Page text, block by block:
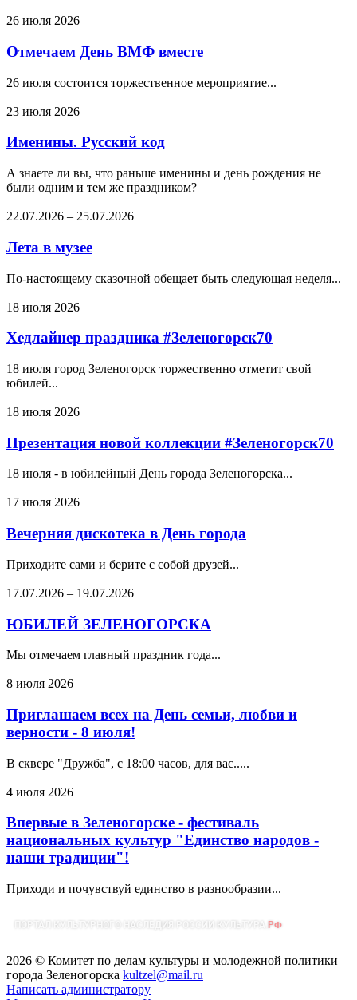
26 июля 2026
Отмечаем День ВМФ вместе
26 июля состоится торжественное мероприятие...
23 июля 2026
Именины. Русский код
А знаете ли вы, что раньше именины и день рождения не
были одним и тем же праздником?
22.07.2026 – 25.07.2026
Лета в музее
По-настоящему сказочной обещает быть следующая неделя...
18 июля 2026
Хедлайнер праздника #Зеленогорск70
18 июля город Зеленогорск торжественно отметит свой
юбилей...
18 июля 2026
Презентация новой коллекции #Зеленогорск70
18 июля - в юбилейный День города Зеленогорска...
17 июля 2026
Вечерняя дискотека в День города
Приходите сами и берите с собой друзей...
17.07.2026 – 19.07.2026
ЮБИЛЕЙ ЗЕЛЕНОГОРСКА
Мы отмечаем главный праздник года...
8 июля 2026
Приглашаем всех на День семьи, любви и
верности - 8 июля!
В сквере "Дружба", с 18:00 часов, для вас.....
4 июля 2026
Впервые в Зеленогорске - фестиваль
национальных культур "Единство народов -
наши традиции"!
Приходи и почувствуй единство в разнообразии...
2026 © Комитет по делам культуры и молодежной политики
города Зеленогорска kultzel@mail.ru
Написать администратору